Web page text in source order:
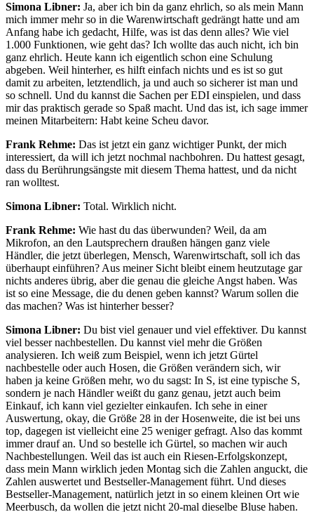
Simona Libner: Ja, aber ich bin da ganz ehrlich, so als mein Mann
mich immer mehr so in die Warenwirtschaft gedrängt hatte und am
Anfang habe ich gedacht, Hilfe, was ist das denn alles? Wie viel
1.000 Funktionen, wie geht das? Ich wollte das auch nicht, ich bin
ganz ehrlich. Heute kann ich eigentlich schon eine Schulung
abgeben. Weil hinterher, es hilft einfach nichts und es ist so gut
damit zu arbeiten, letztendlich, ja und auch so sicherer ist man und
so schnell. Und du kannst die Sachen per EDI einspielen, und dass
mir das praktisch gerade so Spaß macht. Und das ist, ich sage immer
meinen Mitarbeitern: Habt keine Scheu davor.
Frank Rehme: Das ist jetzt ein ganz wichtiger Punkt, der mich
interessiert, da will ich jetzt nochmal nachbohren. Du hattest gesagt,
dass du Berührungsängste mit diesem Thema hattest, und da nicht
ran wolltest.
Simona Libner: Total. Wirklich nicht.
Frank Rehme: Wie hast du das überwunden? Weil, da am
Mikrofon, an den Lautsprechern draußen hängen ganz viele
Händler, die jetzt überlegen, Mensch, Warenwirtschaft, soll ich das
überhaupt einführen? Aus meiner Sicht bleibt einem heutzutage gar
nichts anderes übrig, aber die genau die gleiche Angst haben. Was
ist so eine Message, die du denen geben kannst? Warum sollen die
das machen? Was ist hinterher besser?
Simona Libner: Du bist viel genauer und viel effektiver. Du kannst
viel besser nachbestellen. Du kannst viel mehr die Größen
analysieren. Ich weiß zum Beispiel, wenn ich jetzt Gürtel
nachbestelle oder auch Hosen, die Größen verändern sich, wir
haben ja keine Größen mehr, wo du sagst: In S, ist eine typische S,
sondern je nach Händler weißt du ganz genau, jetzt auch beim
Einkauf, ich kann viel gezielter einkaufen. Ich sehe in einer
Auswertung, okay, die Größe 28 in der Hosenweite, die ist bei uns
top, dagegen ist vielleicht eine 25 weniger gefragt. Also das kommt
immer drauf an. Und so bestelle ich Gürtel, so machen wir auch
Nachbestellungen. Weil das ist auch ein Riesen-Erfolgskonzept,
dass mein Mann wirklich jeden Montag sich die Zahlen anguckt, die
Zahlen auswertet und Bestseller-Management führt. Und dieses
Bestseller-Management, natürlich jetzt in so einem kleinen Ort wie
Meerbusch, da wollen die jetzt nicht 20-mal dieselbe Bluse haben.